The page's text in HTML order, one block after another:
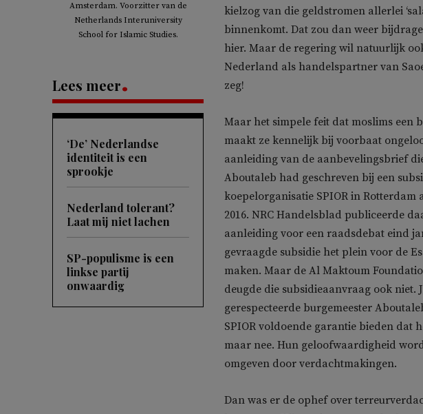
Amsterdam. Voorzitter van de
Netherlands Interuniversity
School for Islamic Studies.
Lees meer
‘De’ Nederlandse
identiteit is een
sprookje
Nederland tolerant?
Laat mij niet lachen
SP-populisme is een
linkse partij
onwaardig
kielzog van die geldstromen allerlei
binnenkomt. Dat zou dan weer
hier. Maar de regering wil natuurlijk
Nederland als handelspartner van
zeg!
Maar het simpele feit dat moslims een
maakt ze kennelijk bij voorbaat
aanleiding van de aanbevelingsbrief
Aboutaleb had geschreven bij een
koepelorganisatie SPIOR in
2016. NRC Handelsblad publiceerde
aanleiding voor een raadsdebat eind
gevraagde subsidie het plein voor de
maken. Maar de Al Maktoum
deugde die subsidieaanvraag ook
gerespecteerde burgemeester
SPIOR voldoende garantie bieden dat
maar nee. Hun geloofwaardigheid
omgeven door verdachtmakingen.
Dan was er de ophef over